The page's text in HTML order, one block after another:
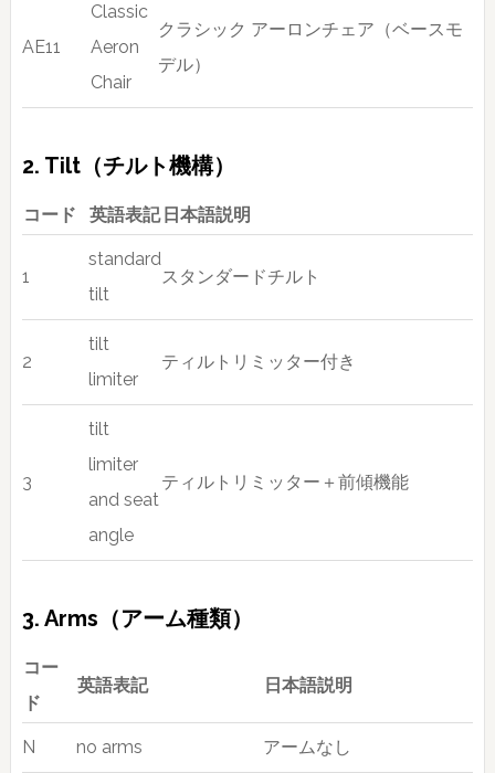
AE11
Classic
Aeron
Chair
クラシック アーロンチェア（ベースモ
デル）
2. Tilt（チルト機構）
コード 英語表記 日本語説明
1
standard
tilt
スタンダードチルト
2
tilt
limiter
ティルトリミッター付き
3
tilt
limiter
and seat
angle
ティルトリミッター＋前傾機能
3. Arms（アーム種類）
コー
ド
英語表記 日本語説明
N no arms アームなし